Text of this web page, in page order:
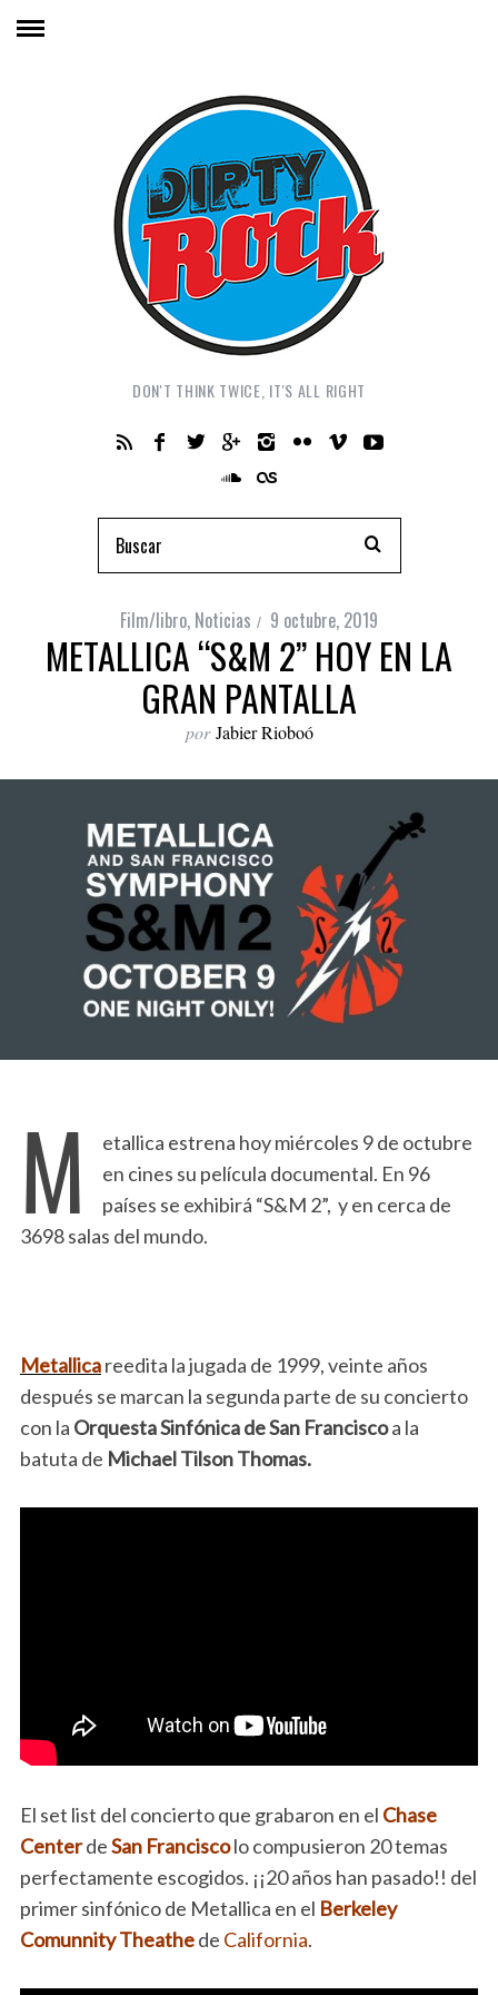
DON'T THINK TWICE, IT'S ALL RIGHT
Film/libro, Noticias 9 octubre, 2019
METALLICA “S&M 2” HOY EN LA
GRAN PANTALLA
por Jabier Rioboó
M
etallica estrena hoy miércoles 9 de octubre
en cines su película documental. En 96
países se exhibirá “S&M 2”, y en cerca de
3698 salas del mundo.
Metallicareedita la jugada de 1999, veinte años
después se marcan la segunda parte de su concierto
con la Orquesta Sinfónica de San Franciscoa la
batuta de Michael Tilson Thomas.
El set list del concierto que grabaron en el Chase
CenterdeSan Franciscolo compusieron 20 temas
perfectamente escogidos. ¡¡20 años han pasado!! del
primer sinfónico de Metallica en el Berkeley
Comunnity Theathede California.